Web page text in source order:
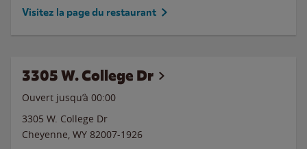
Visitez la page du restaurant
3305 W. College Dr
Ouvert jusqu’à 00:00
3305 W. College Dr
Cheyenne, WY 82007-1926